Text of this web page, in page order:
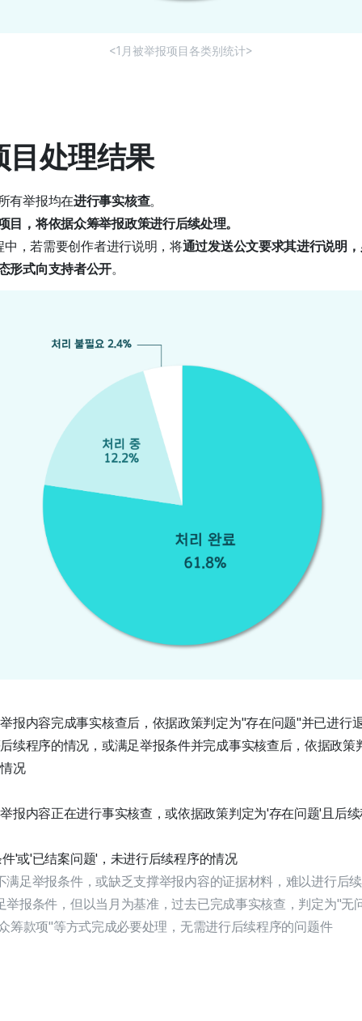
<1月被举报项目各类别统计>
目处理结果
有举报均在进行事实核查。
目，将依据众筹举报政策进行后续处理。
中，若需要创作者进行说明，将通过发送公文要求其进行说明
形式向支持者公开。
报内容完成事实核查后，依据政策判定为"存在问题"并已进行
续程序的情况，或满足举报条件并完成事实核查后，依据政策
况
报内容正在进行事实核查，或依据政策判定为'存在问题'且后
'或'已结案问题'，未进行后续程序的情况
满足举报条件，或缺乏支撑举报内容的证据材料，难以进行后
举报条件，但以当月为基准，过去已完成事实核查，判定为"无
筹款项"等方式完成必要处理，无需进行后续程序的问题件